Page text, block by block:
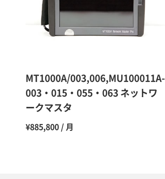
MT1000A/003,006,MU100011A-
003・015・055・063 ネットワ
ークマスタ
¥885,800 / 月